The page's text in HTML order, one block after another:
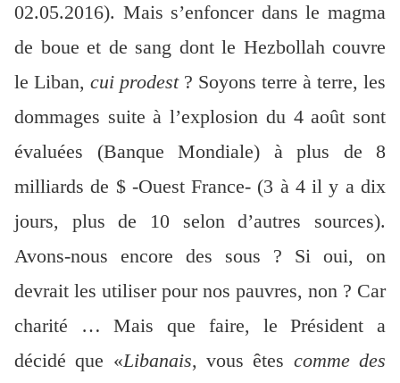
02.05.2016). Mais s’enfoncer dans le magma
de boue et de sang dont le Hezbollah couvre
le Liban, cui prodest? Soyons terre à terre, les
dommages suite à l’explosion du 4 août sont
évaluées (Banque Mondiale) à plus de 8
milliards de $ -Ouest France- (3 à 4 il y a dix
jours, plus de 10 selon d’autres sources).
Avons-nous encore des sous ? Si oui, on
devrait les utiliser pour nos pauvres, non ? Car
charité … Mais que faire, le Président a
décidé que «Libanais, vous êtes comme des